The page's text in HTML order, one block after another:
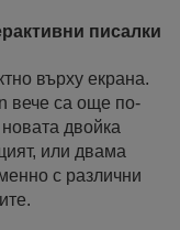
писалки
върху екрана.
вече са още по-
двойка
или двама
с различни